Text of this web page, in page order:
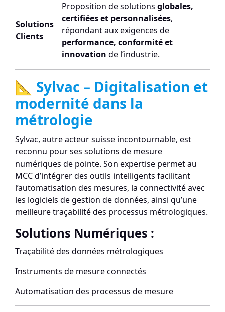
Solutions
Clients
Proposition de solutions globales,
certifiées et personnalisées,
répondant aux exigences de
performance, conformité et
innovation de l’industrie.
📐 Sylvac – Digitalisation et
modernité dans la
métrologie
Sylvac, autre acteur suisse incontournable, est
reconnu pour ses solutions de mesure
numériques de pointe. Son expertise permet au
MCC d’intégrer des outils intelligents facilitant
l’automatisation des mesures, la connectivité avec
les logiciels de gestion de données, ainsi qu’une
meilleure traçabilité des processus métrologiques.
Solutions Numériques :
Traçabilité des données métrologiques
Instruments de mesure connectés
Automatisation des processus de mesure